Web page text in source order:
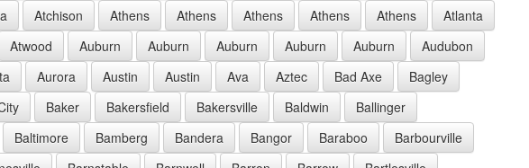
Atchison Athens Athens Athens Athens Athens
Atlanta
Atwood Auburn Auburn Auburn Auburn Auburn
Audubon
Aurora Austin Austin Ava Aztec Bad Axe
Bagley
Baker Bakersfield Bakersville Baldwin
Ballinger
Baltimore Bamberg Bandera Bangor Baraboo
Barbourville